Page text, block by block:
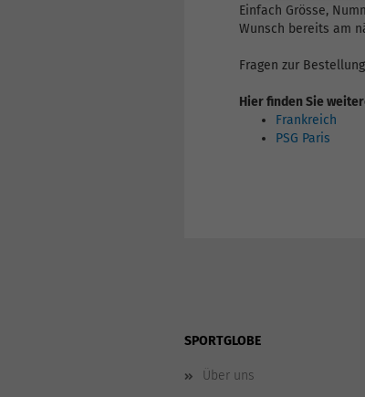
Einfach Grösse,
Wunsch bereits am
Fragen zur
Hier finden Sie
Frankreich
PSG Paris
SPORTGLOBE
Über uns